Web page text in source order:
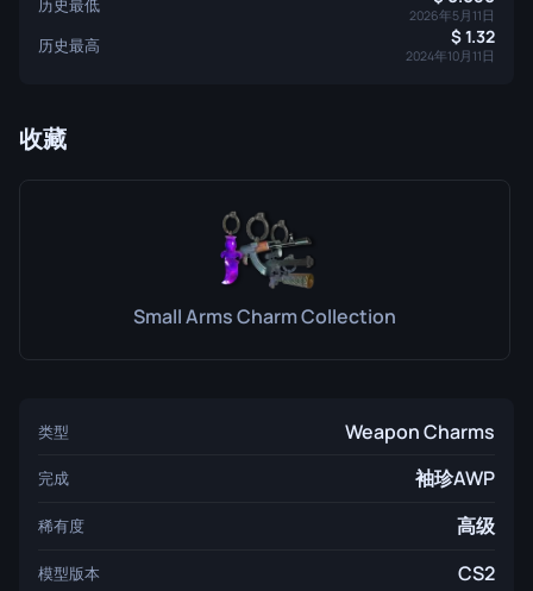
2026年5月11日
历史最高 1.32
2024年10月11日
收藏
Small Arms Charm Collection
类型 Weapon Charms
完成 袖珍AWP
稀有度 高级
模型版本 CS2